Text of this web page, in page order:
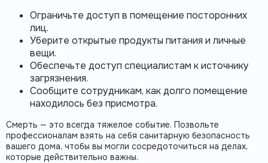
Ограничьте доступ в помещение посторонних
лиц.
Уберите открытые продукты питания и личные
вещи.
Обеспечьте доступ специалистам к источнику
загрязнения.
Сообщите сотрудникам, как долго помещение
находилось без присмотра.
Смерть — это всегда тяжелое событие. Позвольте
профессионалам взять на себя санитарную безопасность
вашего дома, чтобы вы могли сосредоточиться на делах,
которые действительно важны.